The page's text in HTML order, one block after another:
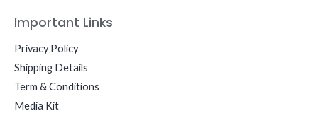
Important Links
Privacy Policy
Shipping Details
Term & Conditions
Media Kit